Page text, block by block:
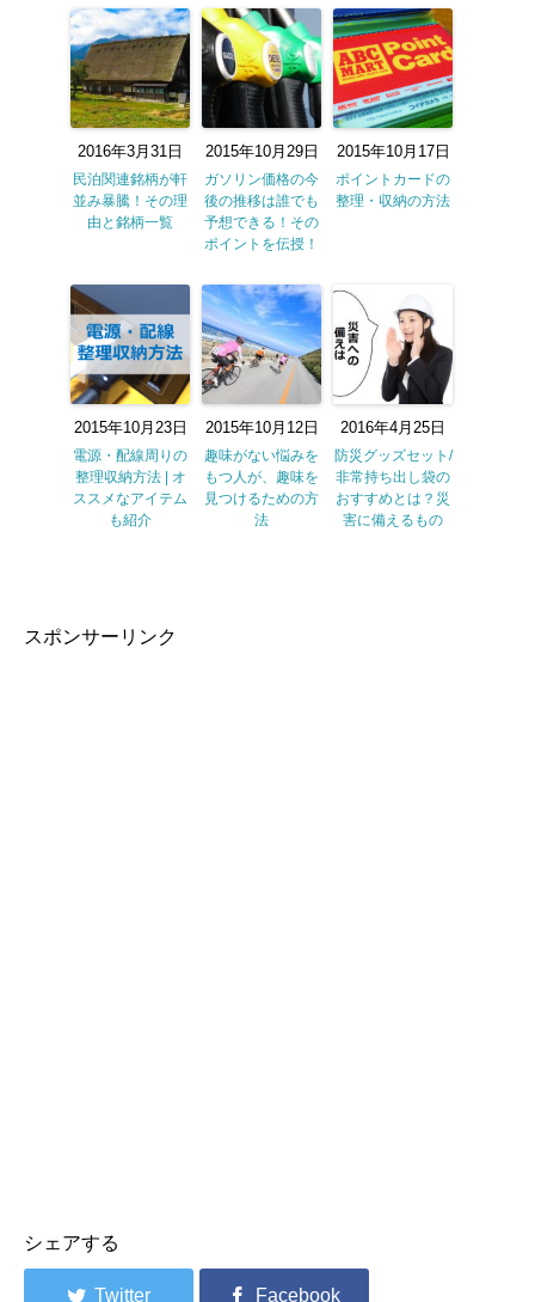
2016年3月31日
民泊関連銘柄が軒
並み暴騰！その理
由と銘柄一覧
2015年10月29日
ガソリン価格の今
後の推移は誰でも
予想できる！その
ポイントを伝授！
2015年10月17日
ポイントカードの
整理・収納の方法
2015年10月23日
電源・配線周りの
整理収納方法 | オ
ススメなアイテム
も紹介
2015年10月12日
趣味がない悩みを
もつ人が、趣味を
見つけるための方
法
2016年4月25日
防災グッズセット/
非常持ち出し袋の
おすすめとは？災
害に備えるもの
スポンサーリンク
シェアする